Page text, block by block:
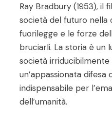
Ray Bradbury (1953), il
società del futuro nella
fuorilegge e le forze
bruciarli. La storia è un
società
un’appassionata
indispensabile per
dell’umanità.